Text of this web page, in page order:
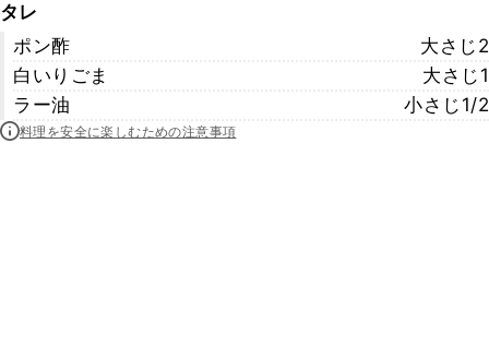
タレ
ポン酢
大さじ2
白いりごま
大さじ1
ラー油
小さじ1/2
料理を安全に楽しむための注意事項